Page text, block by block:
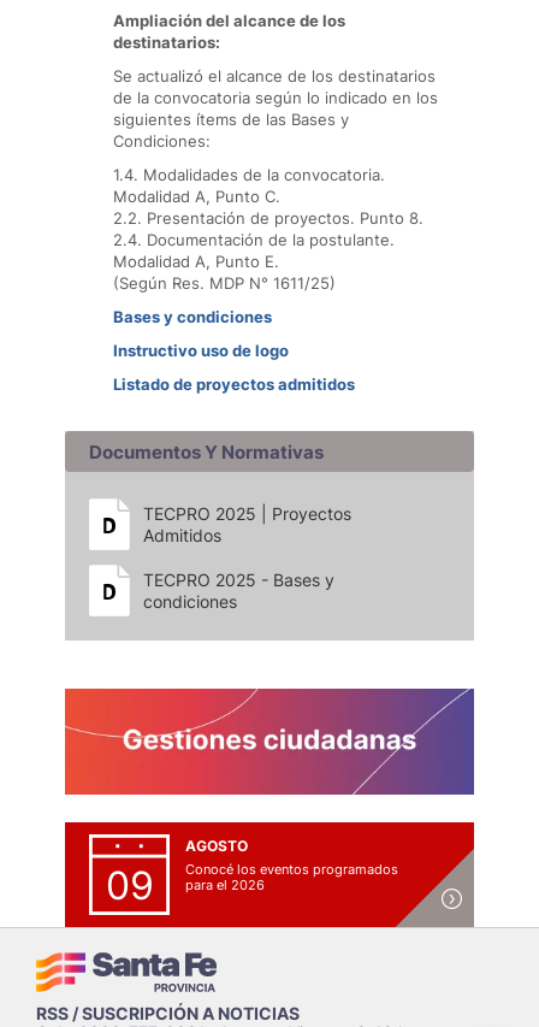
Ampliación del alcance de los
destinatarios:
Se actualizó el alcance de los destinatarios
de la convocatoria según lo indicado en los
siguientes ítems de las Bases y
Condiciones:
1.4. Modalidades de la convocatoria.
Modalidad A, Punto C.
2.2. Presentación de proyectos. Punto 8.
2.4. Documentación de la postulante.
Modalidad A, Punto E.
(Según Res. MDP N° 1611/25)
Bases y condiciones
Instructivo uso de logo
Listado de proyectos admitidos
Documentos Y Normativas
TECPRO 2025 | Proyectos
Admitidos
TECPRO 2025 - Bases y
condiciones
09
AGOSTO
Conocé los eventos programados
para el 2026
RSS / SUSCRIPCIÓN A NOTICIAS